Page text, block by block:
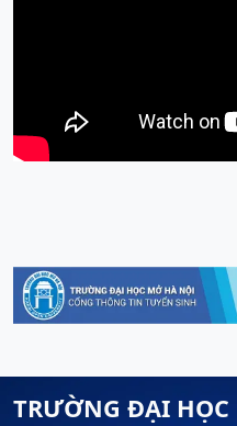
TRƯỜNG ĐẠI